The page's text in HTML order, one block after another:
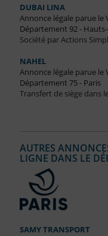
DUBAI LINA
Annonce légale parue le
Département 92 -
Société par Actions
NAHEL
Annonce légale parue le
Département 75 - Paris
Transfert de siège dans
AUTRES
LIGNE DANS LE
SAMY TRANSPORT